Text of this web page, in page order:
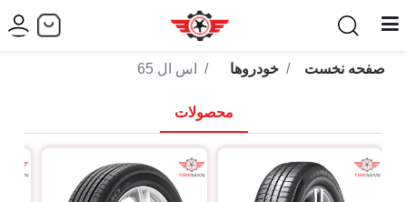
صفحه نخست خودروها اس ال 65
محصولات